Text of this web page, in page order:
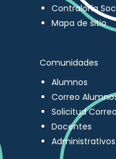
Contraloría
Mapa de sitio
Comunidades
Alumnos
Correo
Solicitud Correo
Docentes
Administrativos